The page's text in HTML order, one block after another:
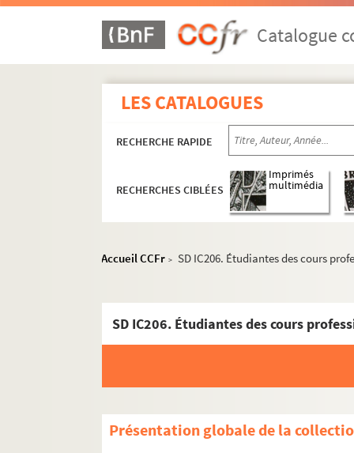
Catalogue
LES CATALOGUES
RECHERCHE RAPIDE
RECHERCHES CIBLÉES
Imprimés
multimédia
Accueil CCFr > SD IC206. Étudiantes des cours
SD IC206. Étudiantes des cours
Présentation globale de la
Histoire politique et sociale